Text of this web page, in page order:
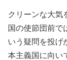
クリーンな大気
国の使節団前で
いう疑問を投げ
本主義国に向い